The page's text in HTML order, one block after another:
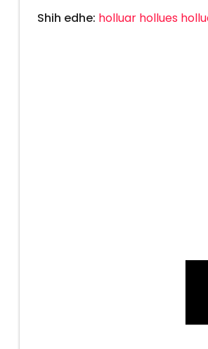
Shih edhe: holluar hollues